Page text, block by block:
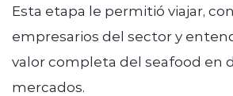
Esta etapa le permitió viajar,
empresarios del sector y
valor completa del seafood en
mercados.